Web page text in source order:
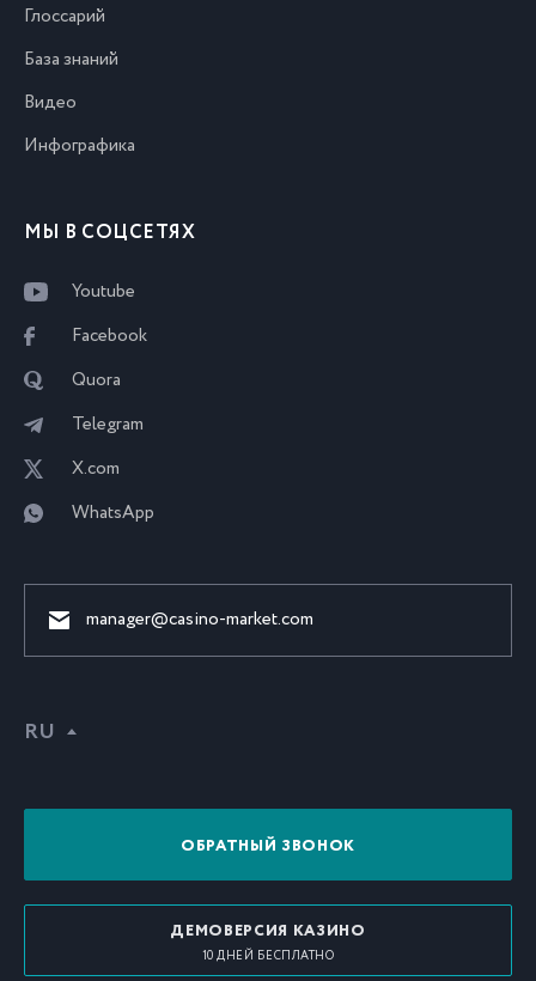
Глоссарий
База знаний
Видео
Инфографика
МЫ В СОЦСЕТЯХ
Youtube
Facebook
Quora
Telegram
X.com
WhatsApp
manager@casino-market.com
RU
ОБРАТНЫЙ ЗВОНОК
ДЕМОВЕРСИЯ КАЗИНО
10 ДНЕЙ БЕСПЛАТНО